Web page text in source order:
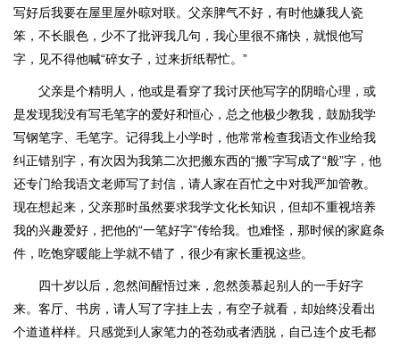
写好后我要在屋里屋外晾对联。父亲脾气不好，有时他嫌我人瓷
笨，不长眼色，少不了批评我几句，我心里很不痛快，就恨他写
字，见不得他喊“碎女子，过来折纸帮忙。”
父亲是个精明人，他或是看穿了我讨厌他写字的阴暗心理，或
是发现我没有写毛笔字的爱好和恒心，总之他极少教我，鼓励我学
写钢笔字、毛笔字。记得我上小学时，他常常检查我语文作业给我
纠正错别字，有次因为我第二次把搬东西的“搬”字写成了“般”字，他
还专门给我语文老师写了封信，请人家在百忙之中对我严加管教。
现在想起来，父亲那时虽然要求我学文化长知识，但却不重视培养
我的兴趣爱好，把他的“一笔好字”传给我。也难怪，那时候的家庭条
件，吃饱穿暖能上学就不错了，很少有家长重视这些。
四十岁以后，忽然间醒悟过来，忽然羡慕起别人的一手好字
来。客厅、书房，请人写了字挂上去，有空子就看，却始终没看出
个道道样样。只感觉到人家笔力的苍劲或者洒脱，自己连个皮毛都